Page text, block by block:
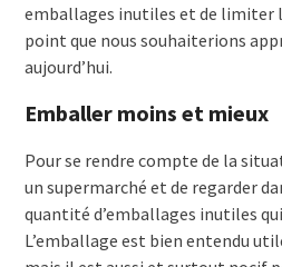
emballages inutiles et de limiter
point que nous souhaiterions
aujourd’hui.
Emballer moins et mieux
Pour se rendre compte de la
un supermarché et de regarder
quantité d’emballages inutiles
L’emballage est bien entendu